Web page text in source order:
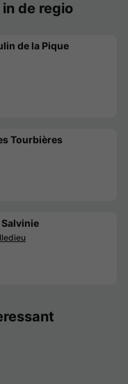
de regio
de la Pique
Tourbières